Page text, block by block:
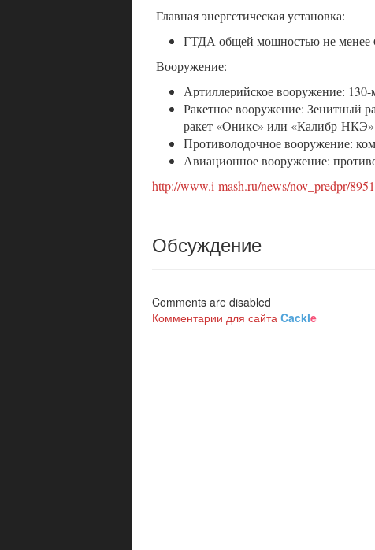
Главная энергетическая установка:
ГТДА общей мощностью не менее
Вооружение:
Артиллерийское вооружение:
Ракетное вооружение: Зенитный
ракет «Оникс» или «Калибр-НКЭ»
Противолодочное вооружение:
Авиационное вооружение:
http://www.i-mash.ru/news/nov_predpr/
Обсуждение
Comments are disabled
Комментарии для сайта Cackle